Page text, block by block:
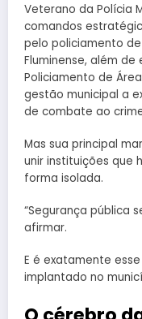
Veterano da Polícia
comandos
pelo policiamento
Fluminense, além
Policiamento de
gestão municipal a
de combate ao
Mas sua principal
unir instituições que
forma isolada.
“Segurança pública
afirmar.
E é exatamente
implantado no